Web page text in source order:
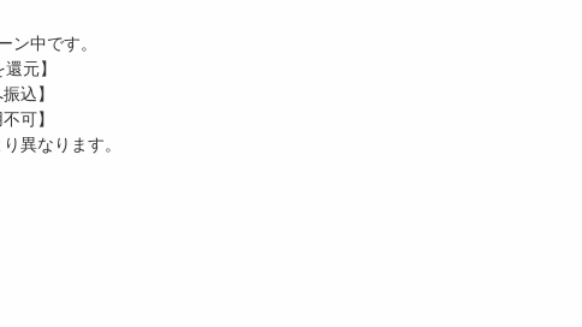
ン中です。
元】
込】
可】
異なります。